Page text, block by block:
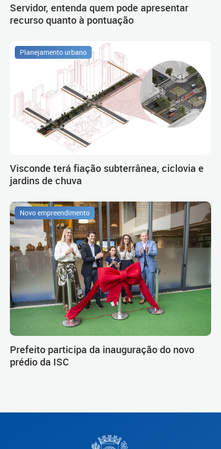
Servidor, entenda quem pode apresentar
recurso quanto à pontuação
Planejamento urbano
Visconde terá fiação subterrânea, ciclovia e
jardins de chuva
Novo empreendimento
Prefeito participa da inauguração do novo
prédio da ISC